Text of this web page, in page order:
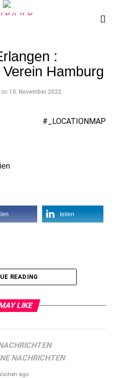
:
Hamburg
on 10. November 2022
#_LOCATIONMAP
teilen
READING
LIKE
NACHRICHTEN
ago